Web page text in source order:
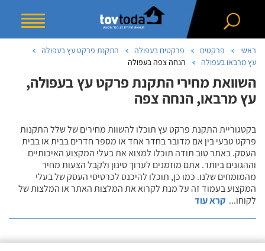
ראשי פרקטים פרקטים בעפולה
התקנת פרקט עץ בעפולה
עץ מרבאו בעפולה
הנחה צפה בעפולה
השוואת מחירי התקנת פרקט עץ בעפולה,
עץ מרבאו, הנחה צפה
בקטגוריית התקנת פרקט עץ תוכלו להשוות מחירים של שלל התקנות
פרקט טבעי בין אם מדובר בחדר אחד או מספר חדרים בבית או בבית
העסק. באתר טוב תודה תוכלו למצוא את בעלי המקצוע האיכותיים
וההגונים ביותר. אתם מוזמנים לערוך סינון ולקבל הצעות מחיר
מהמומחים שלנו. כמו כן, תוכלו להיכנס לכרטיסי העסק של בעלי
המקצוע בעמוד זה על מנת לקרוא את המלצות האתר או המלצות של
לקוחו... קרא עוד